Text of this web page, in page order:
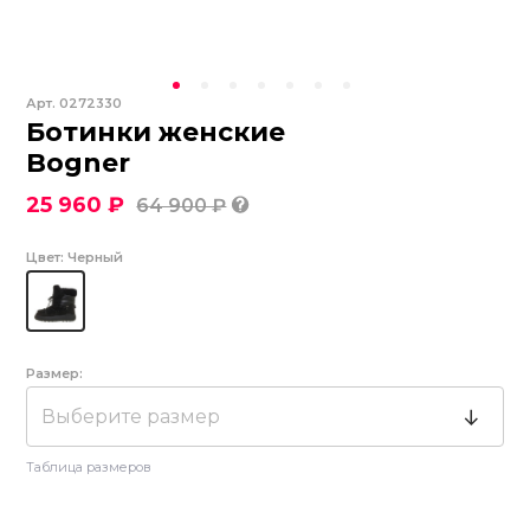
Арт.0272330
Ботинки женские
Bogner
25 960 ₽ 64 900 ₽
Цвет: Черный
Размер:
Выберите размер
Таблица размеров